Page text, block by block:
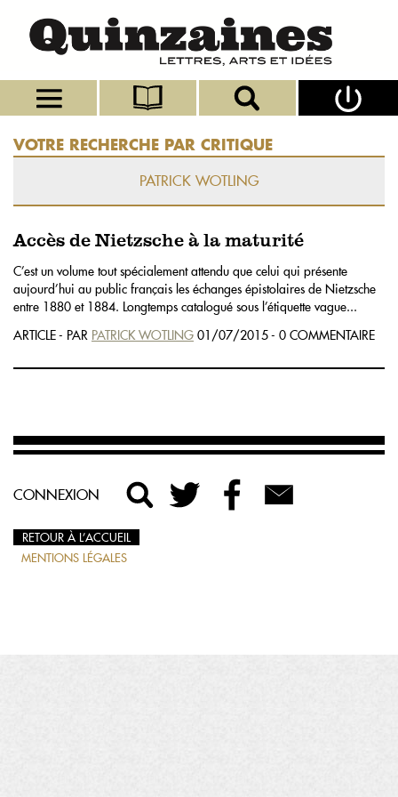
VOTRE RECHERCHE PAR CRITIQUE
PATRICK WOTLING
Accès de Nietzsche à la maturité
C’est un volume tout spécialement attendu que celui qui présente
aujourd’hui au public français les échanges épistolaires de Nietzsche
entre 1880 et 1884. Longtemps catalogué sous l’étiquette vague...
ARTICLE - PAR PATRICK WOTLING 01/07/2015 - 0 COMMENTAIRE
CONNEXION
RETOUR À L’ACCUEIL
MENTIONS LÉGALES